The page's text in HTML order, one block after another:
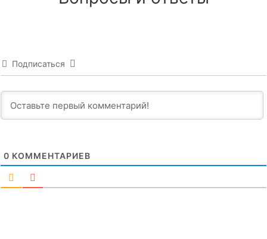
Подписаться
0 КОММЕНТАРИЕВ